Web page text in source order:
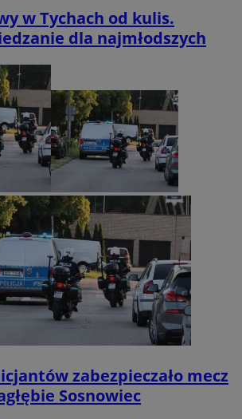
w Tychach od kulis.
dla najmłodszych
zabezpieczało mecz
Sosnowiec